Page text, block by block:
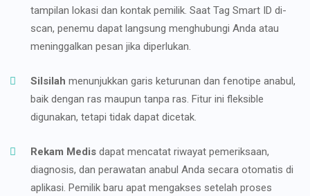
tampilan lokasi dan kontak pemilik. Saat Tag Smart ID di-
scan, penemu dapat langsung menghubungi Anda atau
meninggalkan pesan jika diperlukan.
Silsilah menunjukkan garis keturunan dan fenotipe anabul,
baik dengan ras maupun tanpa ras. Fitur ini fleksible
digunakan, tetapi tidak dapat dicetak.
Rekam Medis dapat mencatat riwayat pemeriksaan,
diagnosis, dan perawatan anabul Anda secara otomatis di
aplikasi. Pemilik baru apat mengakses setelah proses